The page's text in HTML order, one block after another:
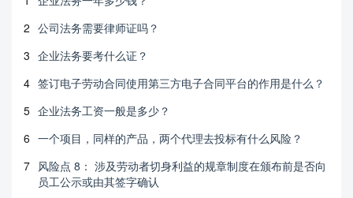
2 公司法务需要律师证吗？
3 企业法务要考什么证？
4 签订电子劳动合同使用第三方电子合同平台的作用是什么？
5 企业法务工资一般是多少？
6 一个项目，同样的产品，两个代理去投标有什么风险？
7 风险点 8： 涉及劳动者切身利益的规章制度在颁布前是否向
员工公示或由其签字确认